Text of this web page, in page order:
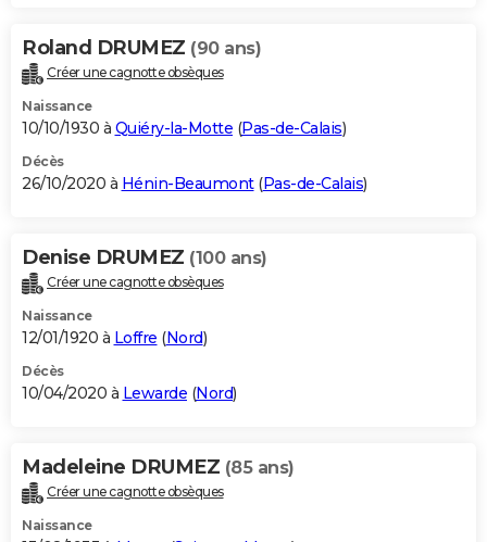
Roland DRUMEZ (90 ans)
Créer une cagnotte obsèques
Naissance
10/10/1930 à Quiéry-la-Motte (Pas-de-Calais)
Décès
26/10/2020 à Hénin-Beaumont(Pas-de-Calais)
Denise DRUMEZ (100 ans)
Créer une cagnotte obsèques
Naissance
12/01/1920 à Loffre (Nord)
Décès
10/04/2020 à Lewarde (Nord)
Madeleine DRUMEZ (85 ans)
Créer une cagnotte obsèques
Naissance